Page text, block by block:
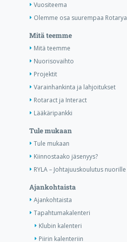
Vuositeema
Olemme osa suurempaa Rotarya
Mitä teemme
Mitä teemme
Nuorisovaihto
Projektit
Varainhankinta ja lahjoitukset
Rotaract ja Interact
Lääkäripankki
Tule mukaan
Tule mukaan
Kiinnostaako jäsenyys?
RYLA – Johtajuuskoulutus nuorille
Ajankohtaista
Ajankohtaista
Tapahtumakalenteri
Klubin kalenteri
Piirin kalenteriin